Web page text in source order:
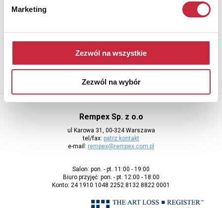
Marketing
Zezwól na wszystkie
Zezwól na wybór
Rempex Sp. z o.o
ul Karowa 31, 00-324 Warszawa
tel/fax: patrz kontakt
e-mail: rempex@rempex.com.pl
Salon: pon. - pt. 11:00 - 19:00
Biuro przyjęć: pon. - pt. 12:00 - 18:00
Konto: 24 1910 1048 2252 8132 8822 0001